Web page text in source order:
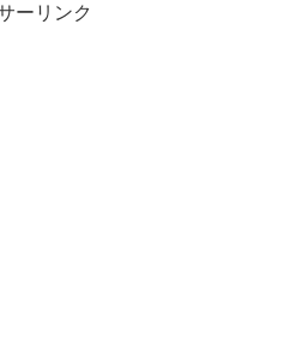
ーリンク